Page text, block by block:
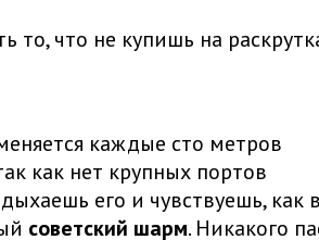
то, что не купишь на
каждые сто метров
как нет крупных портов
его и чувствуешь, как
советский шарм. Никакого